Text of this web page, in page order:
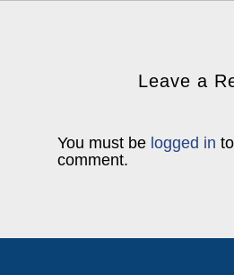
Leave a
You must be logged in
comment.